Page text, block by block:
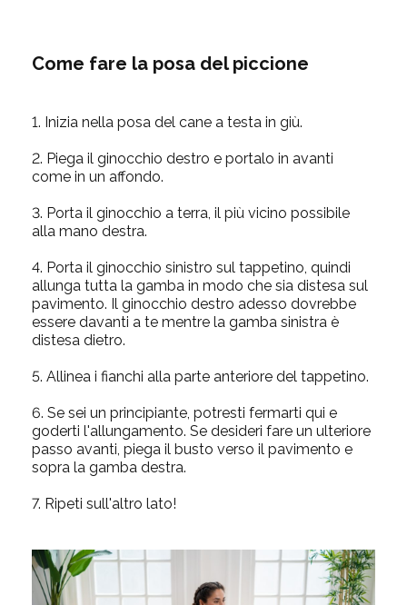
Come fare la posa del piccione
1. Inizia nella posa del cane a testa in giù.
2. Piega il ginocchio destro e portalo in avanti
come in un affondo.
3. Porta il ginocchio a terra, il più vicino possibile
alla mano destra.
4. Porta il ginocchio sinistro sul tappetino, quindi
allunga tutta la gamba in modo che sia distesa sul
pavimento. Il ginocchio destro adesso dovrebbe
essere davanti a te mentre la gamba sinistra è
distesa dietro.
5. Allinea i fianchi alla parte anteriore del tappetino.
6. Se sei un principiante, potresti fermarti qui e
goderti l'allungamento. Se desideri fare un ulteriore
passo avanti, piega il busto verso il pavimento e
sopra la gamba destra.
7. Ripeti sull'altro lato!